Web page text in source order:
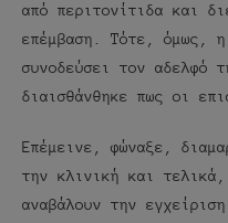
από περιτονίτιδα και
επέμβαση. Τότε, όμως,
συνοδεύσει τον αδελφό
διαισθάνθηκε πως οι
Επέμεινε, φώναξε,
την κλινική και
αναβάλουν την